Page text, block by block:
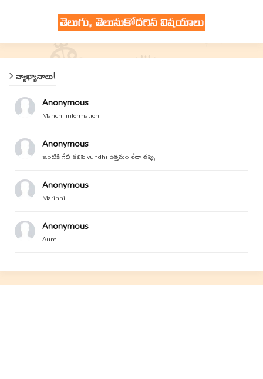
వ్యాఖ్యానాలు!
Anonymous
Manchi information
Anonymous
ఇంటికి గేట్ కలిపి vundhi ఉత్తమం లేదా తప్పు
Anonymous
Marinni
Anonymous
Aum